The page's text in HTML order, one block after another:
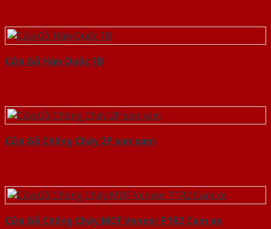
Cửa Gỗ Hàn Quốc 1B
Cửa Gỗ Chống Cháy 2P son xam
Cửa Gỗ Chống Cháy MDF Veneer P1R2 Cam xe